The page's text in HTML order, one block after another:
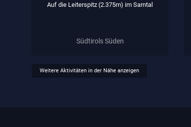
Auf die Leiterspitz (2.375m) im Sarntal
Südtirols Süden
Weitere Aktivitäten in der Nähe anzeigen